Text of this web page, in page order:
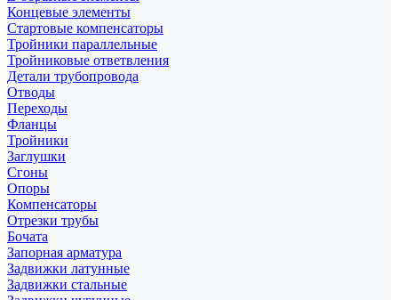
Концевые элементы
Стартовые компенсаторы
Тройники параллельные
Тройниковые ответвления
Детали трубопровода
Отводы
Переходы
Фланцы
Тройники
Заглушки
Сгоны
Опоры
Компенсаторы
Отрезки трубы
Бочата
Запорная арматура
Задвижки латунные
Задвижки стальные